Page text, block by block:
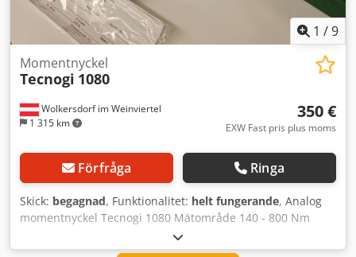
1 /9
Wolkersdorf im Weinviertel
1 315 km
Momentnyckel
Tecnogi 1080
350 €
EXW Fast pris plus moms
Förfråga Ringa
Skick: begagnad, Funktionalitet: helt fungerande, Analog
momentnyckel Tecnogi 1080 Mätområde 140 - 800 Nm